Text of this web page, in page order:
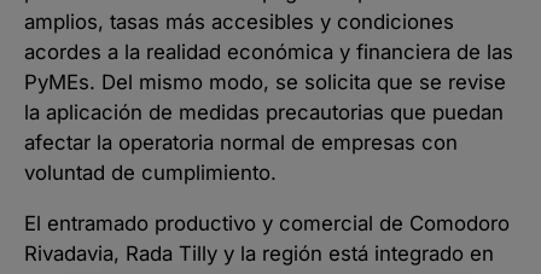
amplios, tasas más accesibles y condiciones
acordes a la realidad económica y financiera de las
PyMEs. Del mismo modo, se solicita que se revise
la aplicación de medidas precautorias que puedan
afectar la operatoria normal de empresas con
voluntad de cumplimiento.
El entramado productivo y comercial de Comodoro
Rivadavia, Rada Tilly y la región está integrado en